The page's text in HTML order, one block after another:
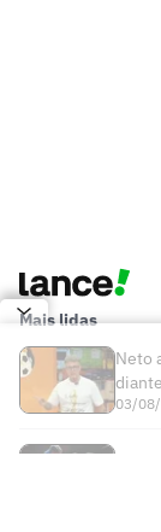
Mais lidas
Neto
03/